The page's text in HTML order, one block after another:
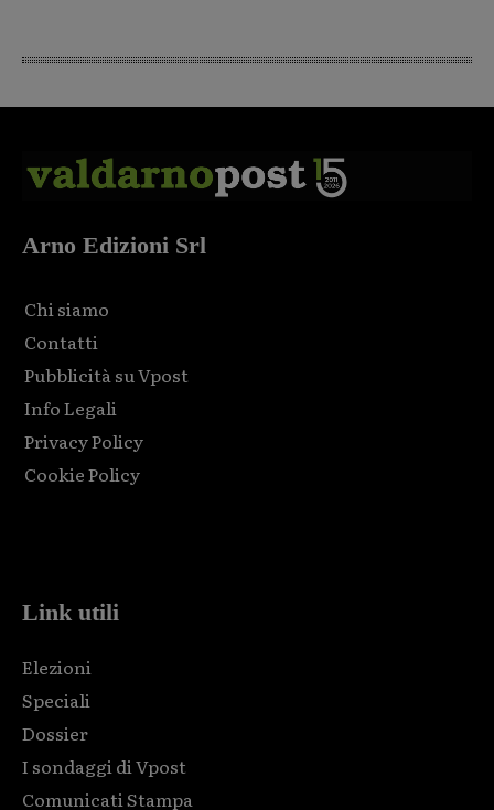
Arno Edizioni Srl
Chi siamo
Contatti
Pubblicità su Vpost
Info Legali
Privacy Policy
Cookie Policy
Link utili
Elezioni
Speciali
Dossier
I sondaggi di Vpost
Comunicati Stampa